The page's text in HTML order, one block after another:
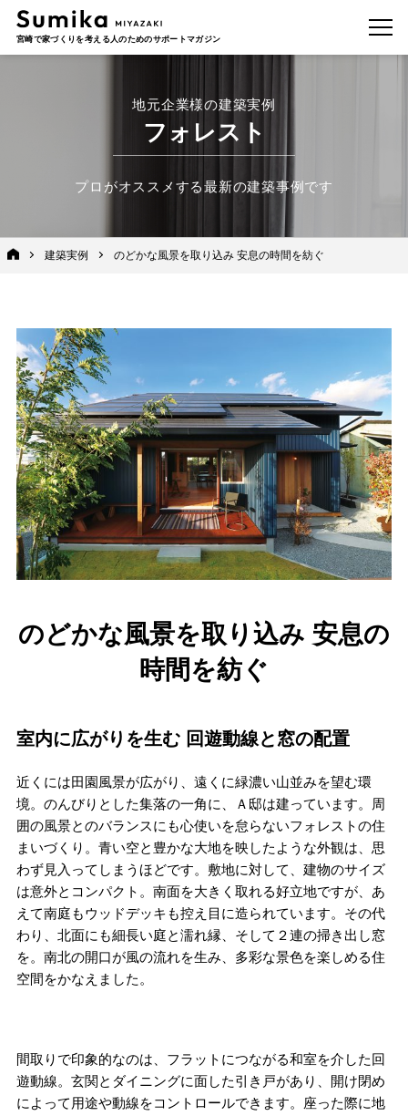
宮崎で家づくりを考える人のためのサポートマガジン
地元企業様の建築実例
フォレスト
プロがオススメする最新の建築事例です
建築実例 のどかな風景を取り込み 安息の時間を紡ぐ
のどかな風景を取り込み 安息の
時間を紡ぐ
室内に広がりを生む 回遊動線と窓の配置
近くには田園風景が広がり、遠くに緑濃い山並みを望む環
境。のんびりとした集落の一角に、Ａ邸は建っています。周
囲の風景とのバランスにも心使いを怠らないフォレストの住
まいづくり。青い空と豊かな大地を映したような外観は、思
わず見入ってしまうほどです。敷地に対して、建物のサイズ
は意外とコンパクト。南面を大きく取れる好立地ですが、あ
えて南庭もウッドデッキも控え目に造られています。その代
わり、北面にも細長い庭と濡れ縁、そして２連の掃き出し窓
を。南北の開口が風の流れを生み、多彩な景色を楽しめる住
空間をかなえました。
間取りで印象的なのは、フラットにつながる和室を介した回
遊動線。玄関とダイニングに面した引き戸があり、開け閉め
によって用途や動線をコントロールできます。座った際に地